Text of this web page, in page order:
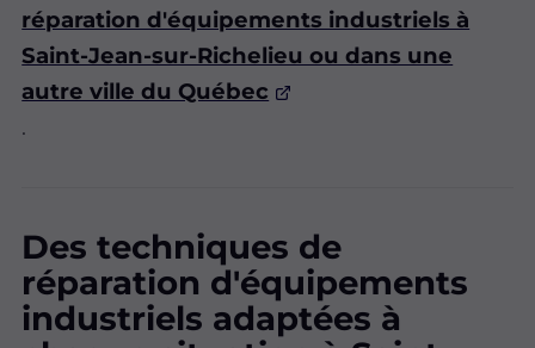
réparation d'équipements industriels à
Saint-Jean-sur-Richelieu ou dans une
autre ville du Québec
.
Des techniques de
réparation d'équipements
industriels adaptées à